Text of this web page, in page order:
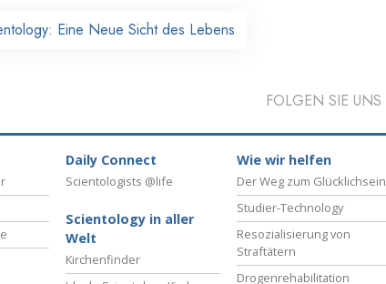
Eine Neue Sicht des Lebens
FOLGEN SIE UNS
Daily Connect
Scientologists @life
Scientology in aller
Welt
Kirchenfinder
Wie wir helfen
Der Weg zum Glücklichsein
Studier-Technology
Resozialisierung von
Straftätern
Drogenrehabilitation